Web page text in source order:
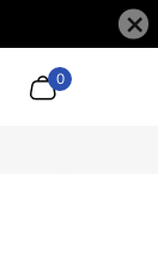
×
0